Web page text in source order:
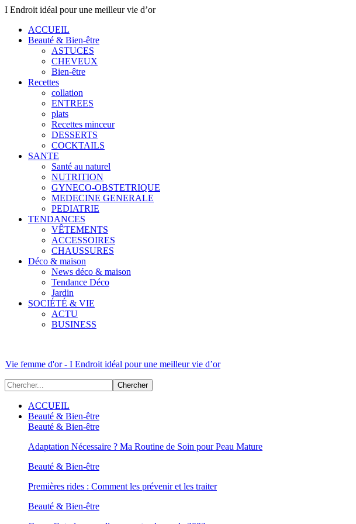
I Endroit idéal pour une meilleur vie d’or
ACCUEIL
Beauté & Bien-être
ASTUCES
CHEVEUX
Bien-être
Recettes
collation
ENTREES
plats
Recettes minceur
DESSERTS
COCKTAILS
SANTE
Santé au naturel
NUTRITION
GYNECO-OBSTETRIQUE
MEDECINE GENERALE
PEDIATRIE
TENDANCES
VÊTEMENTS
ACCESSOIRES
CHAUSSURES
Déco & maison
News déco & maison
Tendance Déco
Jardin
SOCIÉTÉ & VIE
ACTU
BUSINESS
Vie femme d'or - I Endroit idéal pour une meilleur vie d’or
ACCUEIL
Beauté & Bien-être
Beauté & Bien-être
Adaptation Nécessaire ? Ma Routine de Soin pour Peau Mature
Beauté & Bien-être
Premières rides : Comment les prévenir et les traiter
Beauté & Bien-être